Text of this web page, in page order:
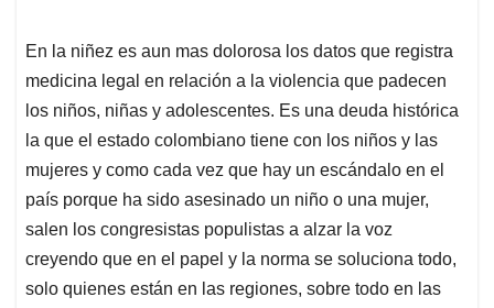
En la niñez es aun mas dolorosa los datos que registra
medicina legal en relación a la violencia que padecen
los niños, niñas y adolescentes. Es una deuda histórica
la que el estado colombiano tiene con los niños y las
mujeres y como cada vez que hay un escándalo en el
país porque ha sido asesinado un niño o una mujer,
salen los congresistas populistas a alzar la voz
creyendo que en el papel y la norma se soluciona todo,
solo quienes están en las regiones, sobre todo en las